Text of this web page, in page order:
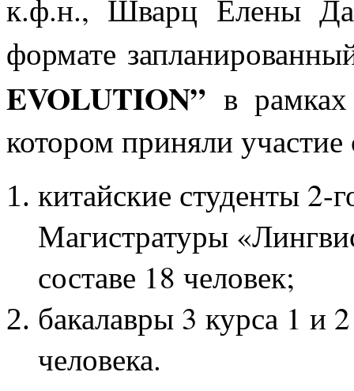
к.ф.н., Шварц Елены
формате
EVOLUTION” в
котором приняли
китайские студенты 2-
Магистратуры
составе 18 человек;
бакалавры 3 курса 1 и
человека.